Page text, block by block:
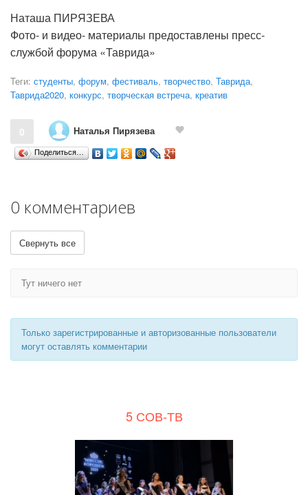
Наташа ПИРЯЗЕВА
Фото- и видео- материалы предоставлены пресс-
службой форума «Таврида»
Теги: студенты, форум, фестиваль, творчество, Таврида,
Таврида2020, конкурс, творческая встреча, креатив
0 Наталья Пирязева
Поделиться…
0 комментариев
Свернуть все
Тут ничего нет
Только зарегистрированные и авторизованные пользователи
могут оставлять комментарии
5 СОВ-ТВ